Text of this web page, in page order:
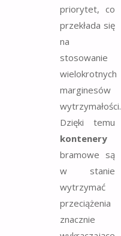
priorytet, co
przekłada się
na
stosowanie
wielokrotnych
marginesów
wytrzymałości.
Dzięki temu
kontenery
bramowe są
w stanie
wytrzymać
przeciążenia
znacznie